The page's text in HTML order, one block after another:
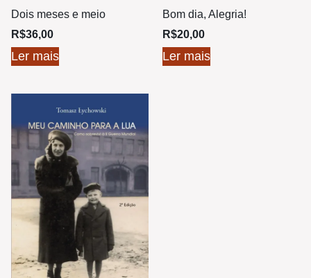
Dois meses e meio
R$36,00
Ler mais
Bom dia, Alegria!
R$20,00
Ler mais